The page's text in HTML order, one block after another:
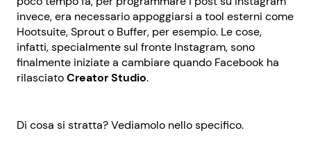
invece, era necessario appoggiarsi a tool esterni come
Hootsuite, Sprout o Buffer, per esempio. Le cose,
infatti, specialmente sul fronte Instagram, sono
finalmente iniziate a cambiare quando Facebook ha
rilasciatoCreator Studio.
Di cosa si stratta? Vediamolo nello specifico.